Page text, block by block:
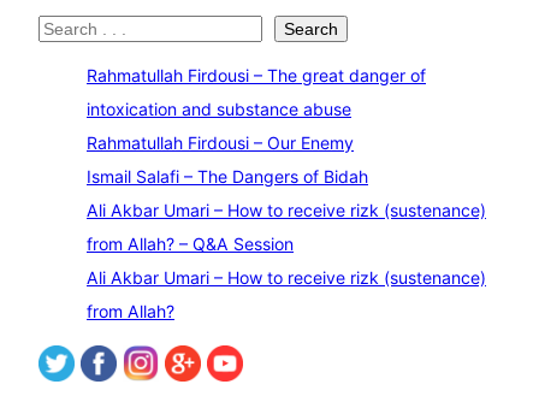
S
Search
Rahmatullah Firdousi – The great danger of
intoxication and substance abuse
Rahmatullah Firdousi – Our Enemy
Ismail Salafi – The Dangers of Bidah
Ali Akbar Umari – How to receive rizk (sustenance)
from Allah? – Q&A Session
Ali Akbar Umari – How to receive rizk (sustenance)
from Allah?